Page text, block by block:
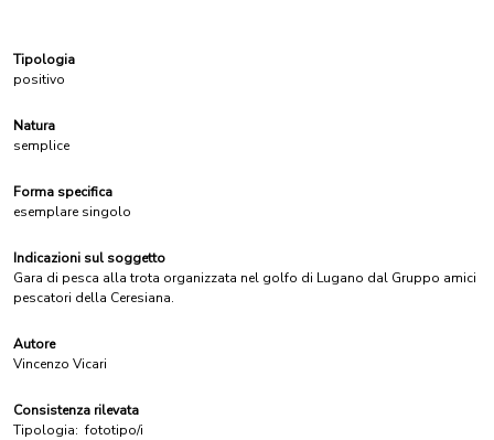
Tipologia
positivo
Natura
semplice
Forma specifica
esemplare singolo
Indicazioni sul soggetto
Gara di pesca alla trota organizzata nel golfo di Lugano dal Gruppo amici
pescatori della Ceresiana.
Autore
Vincenzo Vicari
Consistenza rilevata
Tipologia: fototipo/i